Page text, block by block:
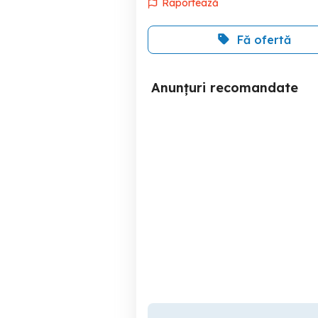
Raportează
Fă ofertă
Anunțuri recomandate